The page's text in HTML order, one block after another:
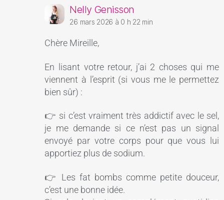
Nelly Genisson
26 mars 2026 à 0 h 22 min
Chère Mireille,
En lisant votre retour, j’ai 2 choses qui me
viennent à l’esprit (si vous me le permettez
bien sûr) :
👉 si c’est vraiment très addictif avec le sel,
je me demande si ce n’est pas un signal
envoyé par votre corps pour que vous lui
apportiez plus de sodium.
👉 Les fat bombs comme petite douceur,
c’est une bonne idée.